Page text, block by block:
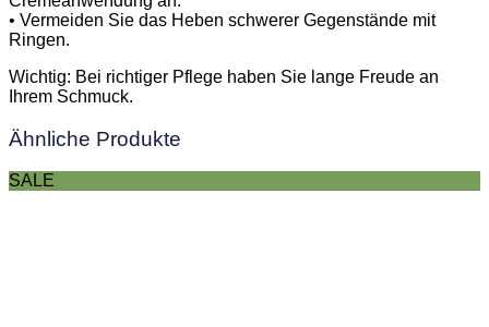
• Vermeiden Sie das Heben schwerer Gegenstände mit
Ringen.
Wichtig: Bei richtiger Pflege haben Sie lange Freude an
Ihrem Schmuck.
Ähnliche Produkte
SALE